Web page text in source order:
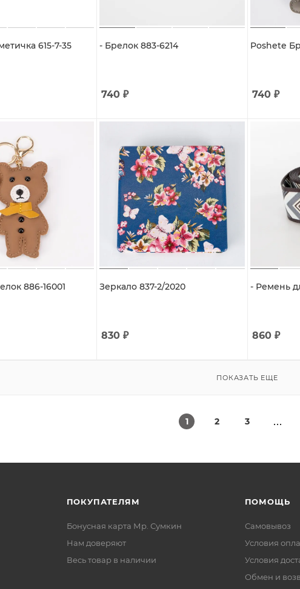
615-7-35 - Брелок 883-6214
740 ₽
Poshete
740₽
886-16001 Зеркало 837-2/2020
830 ₽
- Ремень
860₽
ПОКАЗАТЬ ЕЩЕ
1 2 3
ПОКУПАТЕЛЯМ
Бонусная карта Мр. Сумкин
Нам доверяют
Весь товар в наличии
ПОМОЩЬ
Самовывоз
Условия
Условия
Обмен и